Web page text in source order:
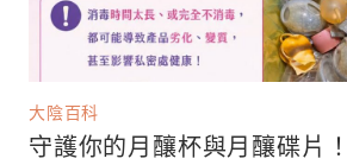
大陰百科
守護你的月釀杯與月釀碟片！